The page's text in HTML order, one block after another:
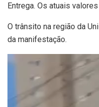
Entrega. Os atuais
O trânsito na região da
da manifestação.